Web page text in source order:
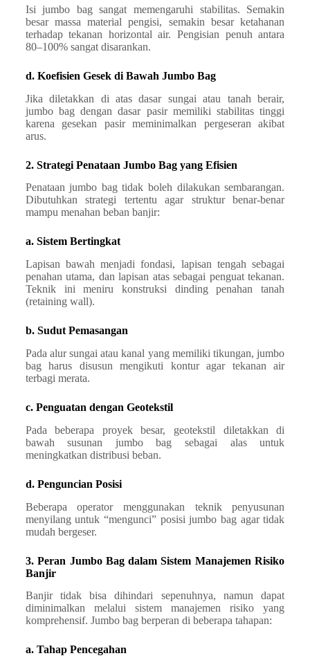
Isi jumbo bag sangat memengaruhi stabilitas. Semakin
besar massa material pengisi, semakin besar ketahanan
terhadap tekanan horizontal air. Pengisian penuh antara
80–100% sangat disarankan.
d. Koefisien Gesek di Bawah Jumbo Bag
Jika diletakkan di atas dasar sungai atau tanah berair,
jumbo bag dengan dasar pasir memiliki stabilitas tinggi
karena gesekan pasir meminimalkan pergeseran akibat
arus.
2. Strategi Penataan Jumbo Bag yang Efisien
Penataan jumbo bag tidak boleh dilakukan sembarangan.
Dibutuhkan strategi tertentu agar struktur benar-benar
mampu menahan beban banjir:
a. Sistem Bertingkat
Lapisan bawah menjadi fondasi, lapisan tengah sebagai
penahan utama, dan lapisan atas sebagai penguat tekanan.
Teknik ini meniru konstruksi dinding penahan tanah
(retaining wall).
b. Sudut Pemasangan
Pada alur sungai atau kanal yang memiliki tikungan, jumbo
bag harus disusun mengikuti kontur agar tekanan air
terbagi merata.
c. Penguatan dengan Geotekstil
Pada beberapa proyek besar, geotekstil diletakkan di
bawah susunan jumbo bag sebagai alas untuk
meningkatkan distribusi beban.
d. Penguncian Posisi
Beberapa operator menggunakan teknik penyusunan
menyilang untuk “mengunci” posisi jumbo bag agar tidak
mudah bergeser.
3. Peran Jumbo Bag dalam Sistem Manajemen Risiko
Banjir
Banjir tidak bisa dihindari sepenuhnya, namun dapat
diminimalkan melalui sistem manajemen risiko yang
komprehensif. Jumbo bag berperan di beberapa tahapan:
a. Tahap Pencegahan